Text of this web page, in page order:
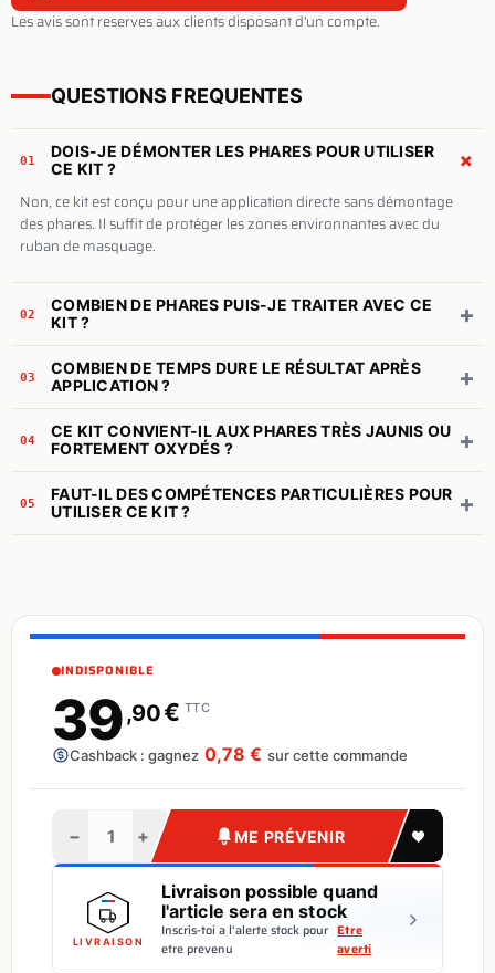
Les avis sont reserves aux clients disposant d'un compte.
QUESTIONS FREQUENTES
01
DOIS-JE DÉMONTER LES PHARES POUR UTILISER
CE KIT ?
+
Non, ce kit est conçu pour une application directe sans démontage
des phares. Il suffit de protéger les zones environnantes avec du
ruban de masquage.
02
COMBIEN DE PHARES PUIS-JE TRAITER AVEC CE
KIT ?
+
03
COMBIEN DE TEMPS DURE LE RÉSULTAT APRÈS
APPLICATION ?
+
04
CE KIT CONVIENT-IL AUX PHARES TRÈS JAUNIS OU
FORTEMENT OXYDÉS ?
+
05
FAUT-IL DES COMPÉTENCES PARTICULIÈRES POUR
UTILISER CE KIT ?
+
INDISPONIBLE
39,90€ TTC
Cashback : gagnez 0,78 € sur cette commande
− + ME PRÉVENIR
LIVRAISON
Livraison possible quand
l'article sera en stock
Inscris-toi a l'alerte stock pour
etre prevenu
·Etre
averti